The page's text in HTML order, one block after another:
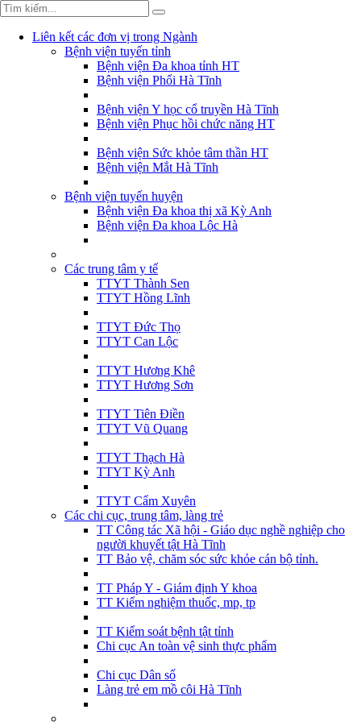
Liên kết các đơn vị trong Ngành
Bệnh viện tuyến tỉnh
Bệnh viện Đa khoa tỉnh HT
Bệnh viện Phổi Hà Tĩnh
Bệnh viện Y học cổ truyền Hà Tĩnh
Bệnh viện Phục hồi chức năng HT
Bệnh viện Sức khỏe tâm thần HT
Bệnh viện Mắt Hà Tĩnh
Bệnh viện tuyến huyện
Bệnh viện Đa khoa thị xã Kỳ Anh
Bệnh viện Đa khoa Lộc Hà
Các trung tâm y tế
TTYT Thành Sen
TTYT Hồng Lĩnh
TTYT Đức Thọ
TTYT Can Lộc
TTYT Hương Khê
TTYT Hương Sơn
TTYT Tiên Điền
TTYT Vũ Quang
TTYT Thạch Hà
TTYT Kỳ Anh
TTYT Cẩm Xuyên
Các chi cục, trung tâm, làng trẻ
TT Công tác Xã hội - Giáo dục nghề nghiệp cho
người khuyết tật Hà Tĩnh
TT Bảo vệ, chăm sóc sức khỏe cán bộ tỉnh.
TT Pháp Y - Giám định Y khoa
TT Kiểm nghiệm thuốc, mp, tp
TT Kiểm soát bệnh tật tỉnh
Chi cục An toàn vệ sinh thực phẩm
Chi cục Dân số
Làng trẻ em mồ côi Hà Tĩnh